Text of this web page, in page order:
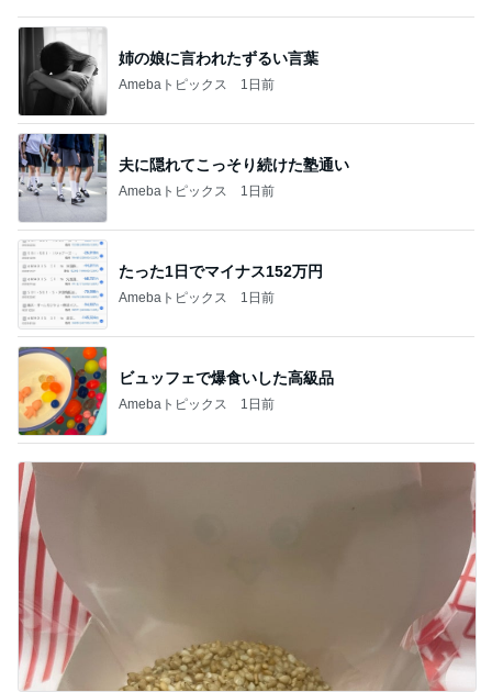
姉の娘に言われたずるい言葉
Amebaトピックス 1日前
夫に隠れてこっそり続けた塾通い
Amebaトピックス 1日前
たった1日でマイナス152万円
Amebaトピックス 1日前
ビュッフェで爆食いした高級品
Amebaトピックス 1日前